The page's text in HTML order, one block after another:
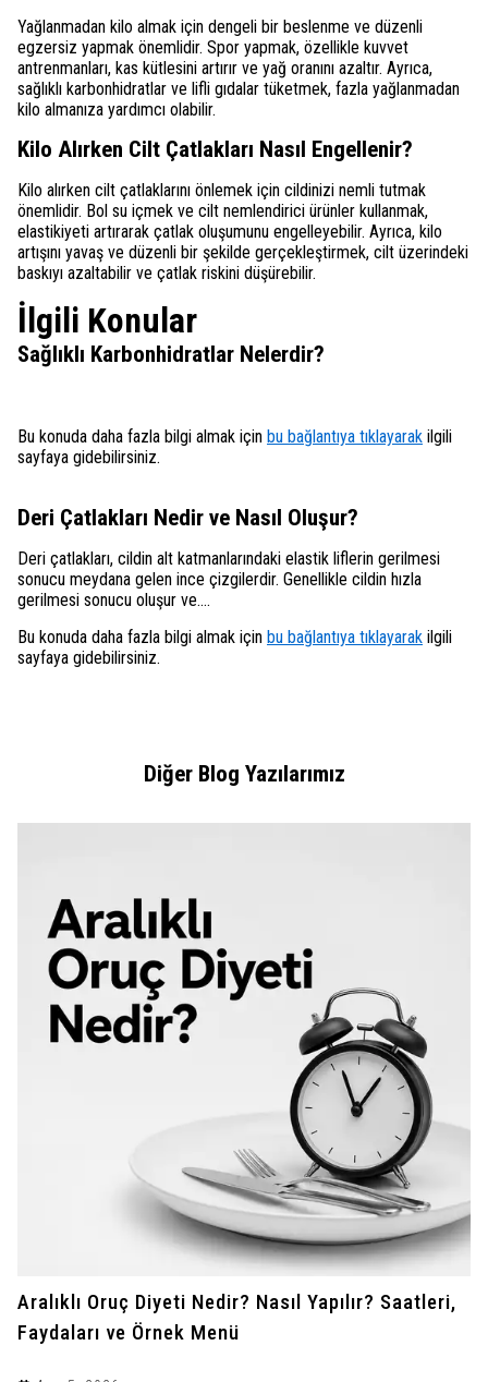
Yağlanmadan kilo almak için dengeli bir beslenme ve düzenli
egzersiz yapmak önemlidir. Spor yapmak, özellikle kuvvet
antrenmanları, kas kütlesini artırır ve yağ oranını azaltır. Ayrıca,
sağlıklı karbonhidratlar ve lifli gıdalar tüketmek, fazla yağlanmadan
kilo almanıza yardımcı olabilir.
Kilo Alırken Cilt Çatlakları Nasıl Engellenir?
Kilo alırken cilt çatlaklarını önlemek için cildinizi nemli tutmak
önemlidir. Bol su içmek ve cilt nemlendirici ürünler kullanmak,
elastikiyeti artırarak çatlak oluşumunu engelleyebilir. Ayrıca, kilo
artışını yavaş ve düzenli bir şekilde gerçekleştirmek, cilt üzerindeki
baskıyı azaltabilir ve çatlak riskini düşürebilir.
İlgili Konular
Sağlıklı Karbonhidratlar Nelerdir?
Bu konuda daha fazla bilgi almak için bu bağlantıya tıklayarak ilgili
sayfaya gidebilirsiniz.
Deri Çatlakları Nedir ve Nasıl Oluşur?
Deri çatlakları, cildin alt katmanlarındaki elastik liflerin gerilmesi
sonucu meydana gelen ince çizgilerdir. Genellikle cildin hızla
gerilmesi sonucu oluşur ve....
Bu konuda daha fazla bilgi almak için bu bağlantıya tıklayarak ilgili
sayfaya gidebilirsiniz.
Diğer Blog Yazılarımız
Aralıklı Oruç Diyeti Nedir? Nasıl Yapılır? Saatleri,
Faydaları ve Örnek Menü